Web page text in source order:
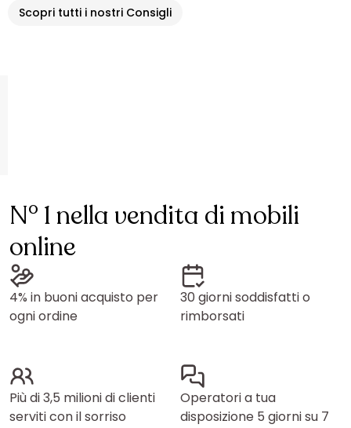
Scopri tutti i nostri Consigli
N° 1 nella vendita di mobili
online
4% in buoni acquisto per
ogni ordine
30 giorni soddisfatti o
rimborsati
Più di 3,5 milioni di clienti
serviti con il sorriso
Operatori a tua
disposizione 5 giorni su 7